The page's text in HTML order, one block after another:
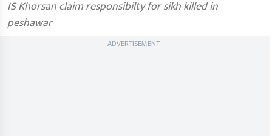
IS Khorsan claim responsibilty for sikh killed in
peshawar
ADVERTISEMENT